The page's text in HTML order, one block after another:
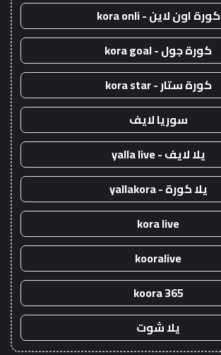
كورة اون لاين - kora onli
كورة جول - kora goal
كورة ستار - kora star
سوريا لايف
يلا لايف - yalla live
يلا كورة - yallakora
kora live
kooralive
koora 365
يلا شوت